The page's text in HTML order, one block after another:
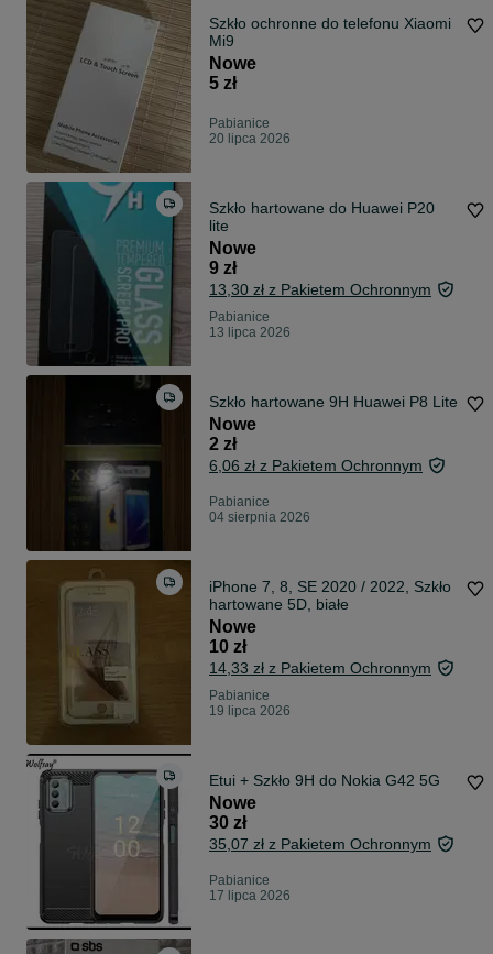
Szkło ochronne do telefonu Xiaomi
Mi9
Nowe
5 zł
Pabianice
20 lipca 2026
Szkło hartowane do Huawei P20
lite
Nowe
9 zł
13,30 zł z Pakietem Ochronnym
Pabianice
13 lipca 2026
Szkło hartowane 9H Huawei P8 Lite
Nowe
2 zł
6,06 zł z Pakietem Ochronnym
Pabianice
04 sierpnia 2026
iPhone 7, 8, SE 2020 / 2022, Szkło
hartowane 5D, białe
Nowe
10 zł
14,33 zł z Pakietem Ochronnym
Pabianice
19 lipca 2026
Etui + Szkło 9H do Nokia G42 5G
Nowe
30 zł
35,07 zł z Pakietem Ochronnym
Pabianice
17 lipca 2026